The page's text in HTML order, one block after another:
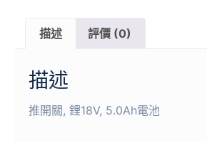
描述 評價 (0)
描述
推開關, 鋰18V, 5.0Ah電池